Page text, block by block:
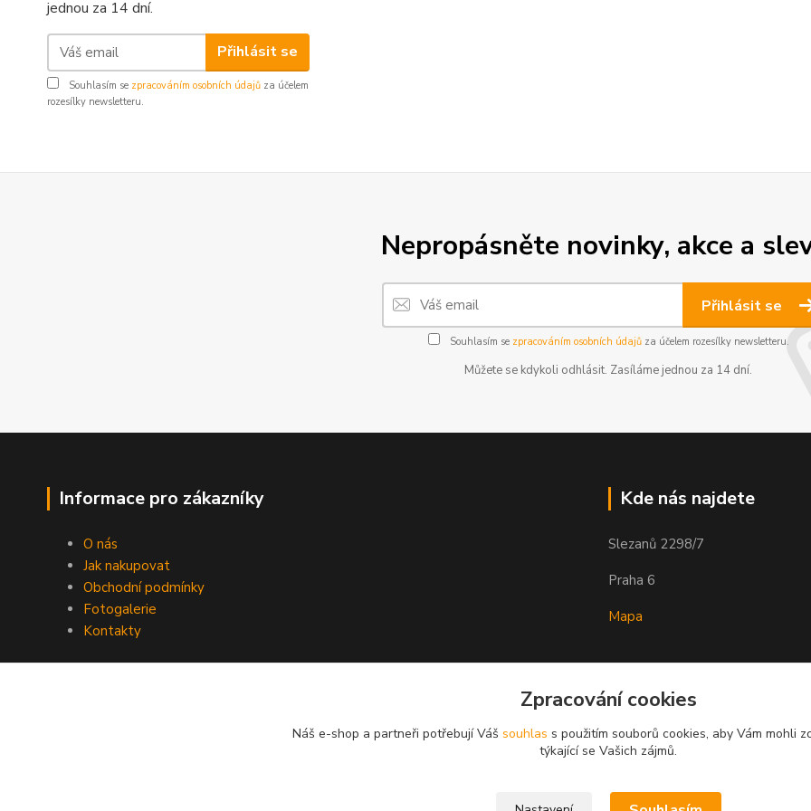
jednou za 14 dní.
Přihlásit se
Souhlasím se zpracováním osobních údajů za účelem
rozesílky newsletteru.
Nepropásněte novinky, akce a
Přihlásit se
Souhlasím se zpracováním osobních údajůza účelem rozesílky newsletteru.
Můžete se kdykoli odhlásit. Zasíláme jednou za 14 dní.
Informace pro zákazníky
O nás
Jak nakupovat
Obchodní podmínky
Fotogalerie
Kontakty
Kde nás najdete
Slezanů 2298/7
Praha 6
Mapa
Zpracování cookies
Náš e-shop a partneři potřebují Váš souhlas s použitím souborů cookies, aby Vám mohli
týkající se Vašich zájmů.